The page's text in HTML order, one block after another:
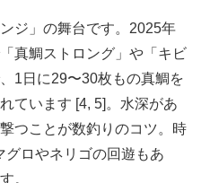
ジ」の舞台です。2025年
真鯛ストロング」や「キビ
1日に29〜30枚もの真鯛を
ています [4, 5]。水深があ
つことが数釣りのコツ。時
ロやネリゴの回遊もあ
。